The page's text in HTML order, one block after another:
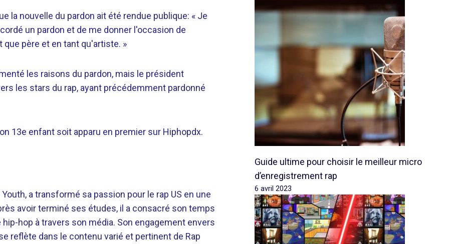
la nouvelle du pardon ait été rendue publique: « Je
un pardon et de me donner l'occasion de
père et en tant qu'artiste. »
les raisons du pardon, mais le président
les stars du rap, ayant précédemment pardonné
13e enfant soit apparu en premier sur Hiphopdx.
a transformé sa passion pour le rap US en une
avoir terminé ses études, il a consacré son temps
hop à travers son média. Son engagement envers
reflète dans le contenu varié et pertinent de Rap
Guide ultime pour choisir le meilleur micro
d’enregistrement rap
6 avril 2023